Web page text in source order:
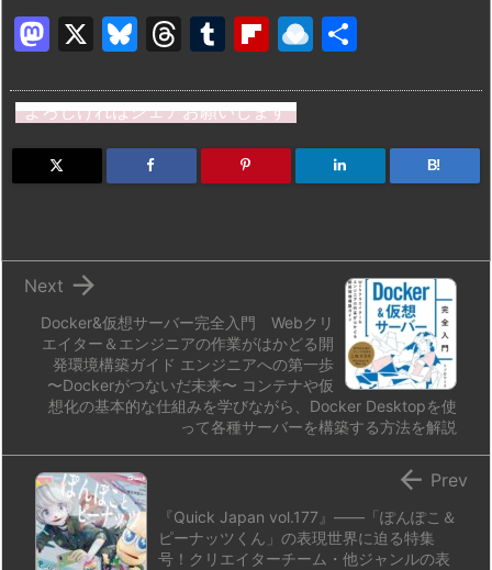
M
st
o
d
X
Bl
e
s
k
T
e
a
d
T
m
bl
r
Fl
b
o
ar
R
n
dr
o
よろしければシェアお願いします
B!
Docker&仮想サーバー完全入門 Webクリ
エイター＆エンジニアの作業がはかどる開
発環境構築ガイド エンジニアへの第一歩
〜Dockerがつないだ未来〜 コンテナや仮
想化の基本的な仕組みを学びながら、Docker Desktopを使
って各種サーバーを構築する方法を解説

Next
『Quick Japan vol.177』——「ぽんぽこ＆
ピーナッツくん」の表現世界に迫る特集
号！クリエイターチーム・他ジャンルの表
 Prev